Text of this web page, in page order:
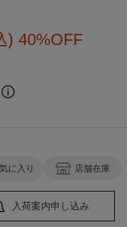
) 40%OFF
に入り 店舗在庫
入荷案内申し込み